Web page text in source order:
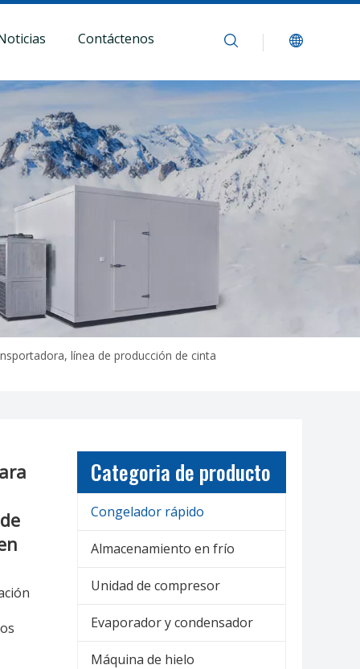
Contáctenos
línea de producción de cinta
Categoria de producto
Congelador rápido
Almacenamiento en frío
Unidad de compresor
Evaporador y condensador
Máquina de hielo